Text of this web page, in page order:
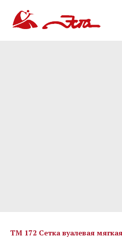
TM 172 Сетка вуалевая